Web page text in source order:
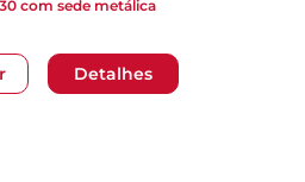
Detalhes
com sede metálica